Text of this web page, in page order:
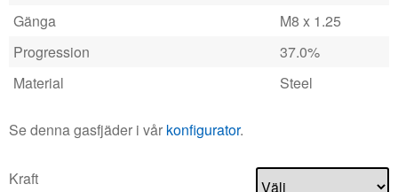
Gänga
M8 x 1.25
Progression
37.0%
Material
Steel
Se denna gasfjäder i vår konfigurator.
Kraft